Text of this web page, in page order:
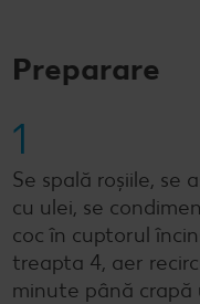
Preparare
1
Se spală roșiile, se
cu ulei, se
coc în cuptorul
treapta 4, aer
minute până crapă